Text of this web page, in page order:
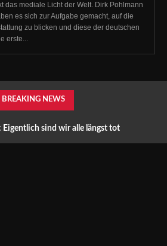
das mediale Licht der Welt. Dirk Pohlmann
es sich zur Aufgabe gemacht, auf die
zu blicken und diese der deutschen
erste...
BREAKING NEWS
Eigentlich sind wir alle längst tot